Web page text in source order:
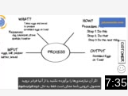
7:35